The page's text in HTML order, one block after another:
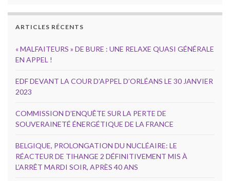
ARTICLES RÉCENTS
« MALFAITEURS » DE BURE : UNE RELAXE QUASI GÉNÉRALE
EN APPEL !
EDF DEVANT LA COUR D’APPEL D’ORLÉANS LE 30 JANVIER
2023
COMMISSION D’ENQUÊTE SUR LA PERTE DE
SOUVERAINETÉ ÉNERGÉTIQUE DE LA FRANCE
BELGIQUE, PROLONGATION DU NUCLÉAIRE: LE
RÉACTEUR DE TIHANGE 2 DÉFINITIVEMENT MIS À
L’ARRÊT MARDI SOIR, APRÈS 40 ANS